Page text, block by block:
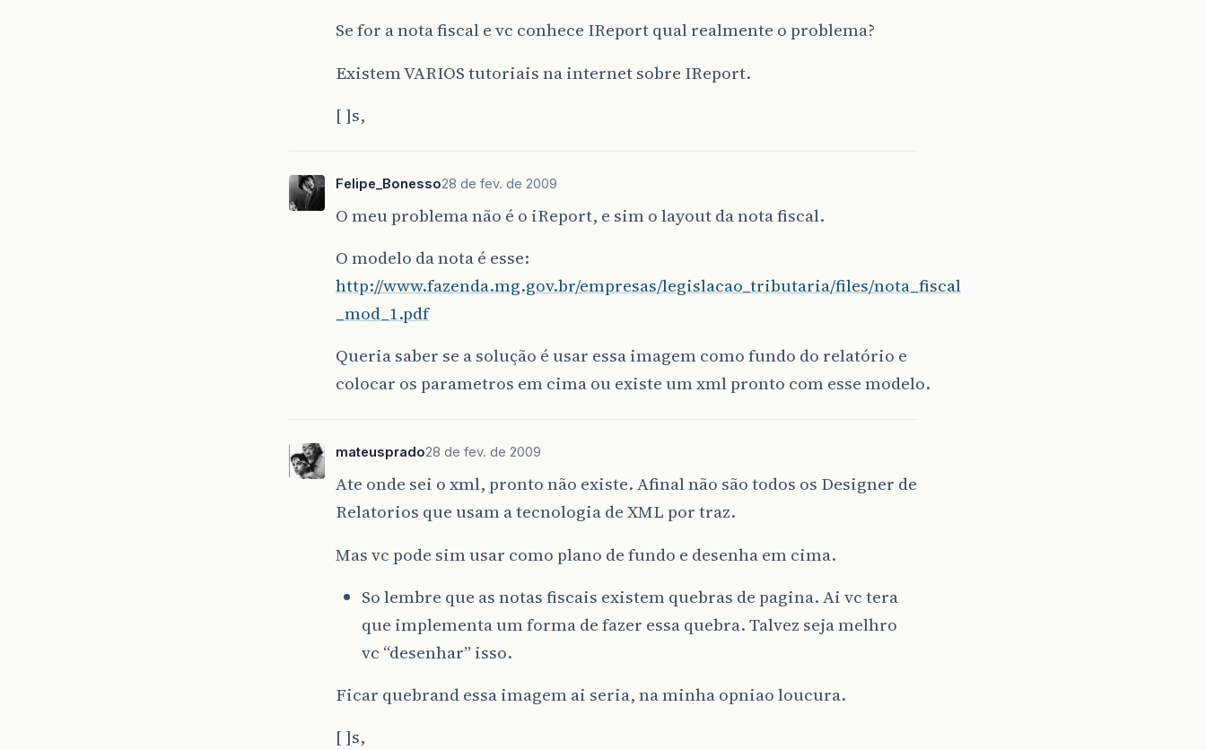
Se for a nota fiscal e vc conhece IReport qual realmente o problema?
Existem VARIOS tutoriais na internet sobre IReport.
[ ]s,
Felipe_Bonesso28 de fev. de 2009
O meu problema não é o iReport, e sim o layout da nota fiscal.
O modelo da nota é esse:
http://www.fazenda.mg.gov.br/empresas/legislacao_tributaria/files/nota_fiscal
_mod_1.pdf
Queria saber se a solução é usar essa imagem como fundo do relatório e
colocar os parametros em cima ou existe um xml pronto com esse modelo.
mateusprado28 de fev. de 2009
Ate onde sei o xml, pronto não existe. Afinal não são todos os Designer de
Relatorios que usam a tecnologia de XML por traz.
Mas vc pode sim usar como plano de fundo e desenha em cima.
So lembre que as notas fiscais existem quebras de pagina. Ai vc tera
que implementa um forma de fazer essa quebra. Talvez seja melhro
vc “desenhar” isso.
Ficar quebrand essa imagem ai seria, na minha opniao loucura.
[ ]s,